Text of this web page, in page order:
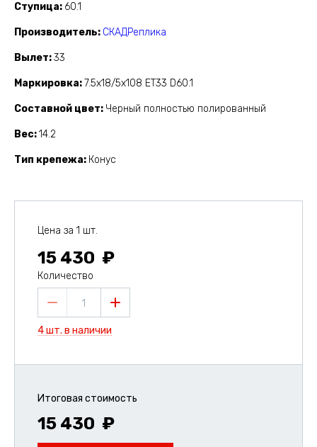
Ступица 60.1
Производитель СКАДРеплика
Вылет 33
Маркировка 7.5x18/5x108 ET33 D60.1
Составной цвет Черный полностью полированный
Вес 14.2
Тип крепежа Конус
Цена за 1 шт.
15 430
Количество
1
4 шт. в наличии
Итоговая стоимость
15 430